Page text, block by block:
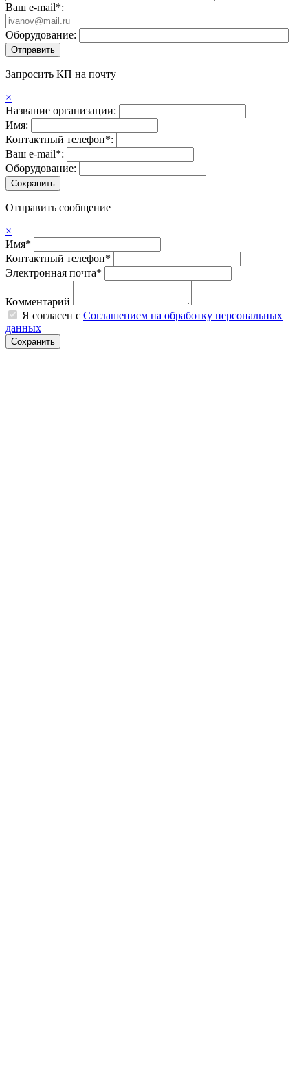
Ваш e-mail*:
Оборудование:
Запросить КП на почту
×
Название организации:
Имя:
Контактный телефон*:
Ваш e-mail*:
Оборудование:
Отправить сообщение
×
Имя*
Контактный телефон*
Электронная почта*
Комментарий
Я согласен с Соглашением на обработку персональных
данных